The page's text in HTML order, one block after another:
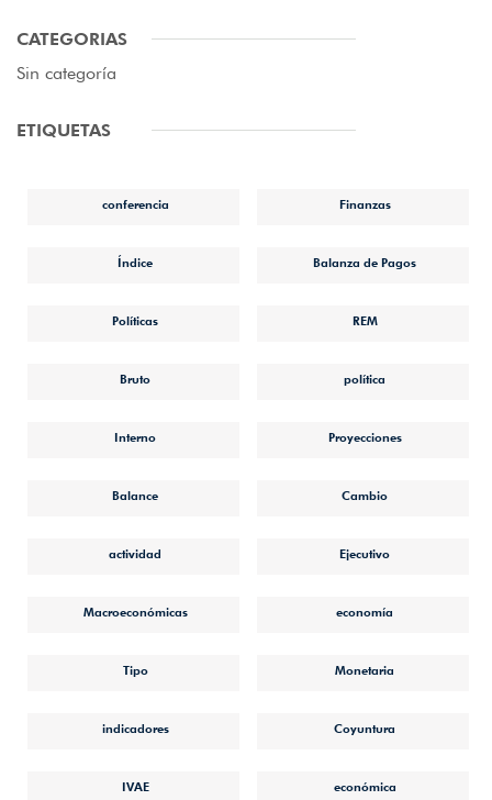
CATEGORIAS
Sin categoría
ETIQUETAS
conferencia Finanzas
Índice Balanza de Pagos
Políticas REM
Bruto política
Interno Proyecciones
Balance Cambio
actividad Ejecutivo
Macroeconómicas economía
Tipo Monetaria
indicadores Coyuntura
IVAE económica